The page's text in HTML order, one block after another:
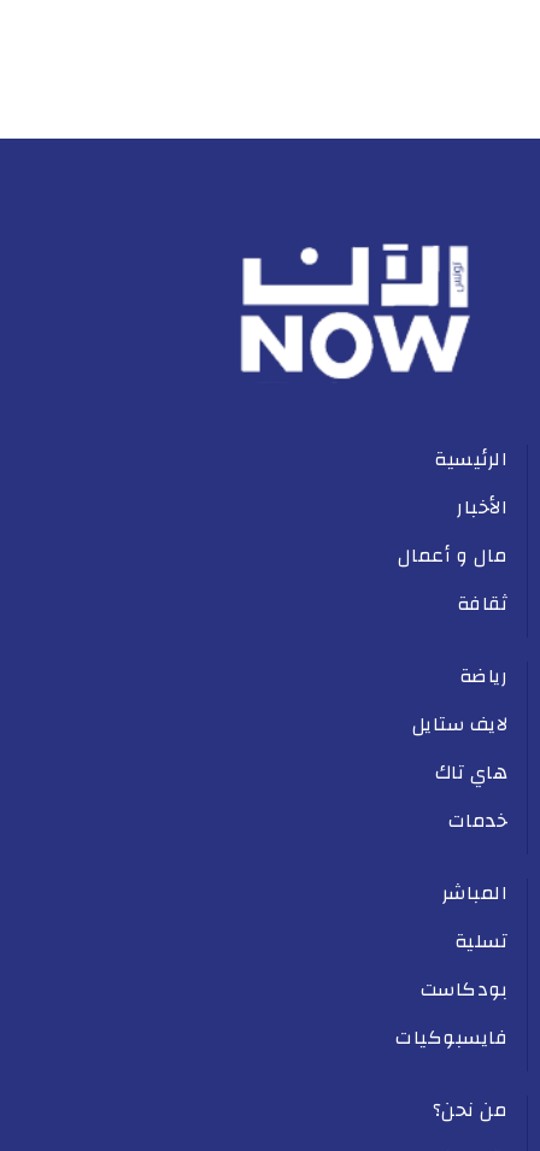
الرئيسية
الأخبار
مال و أعمال
ثقافة
رياضة
لايف ستايل
هاي تاك
خدمات
المباشر
تسلية
بودكاست
فايسبوكيات
من نحن؟